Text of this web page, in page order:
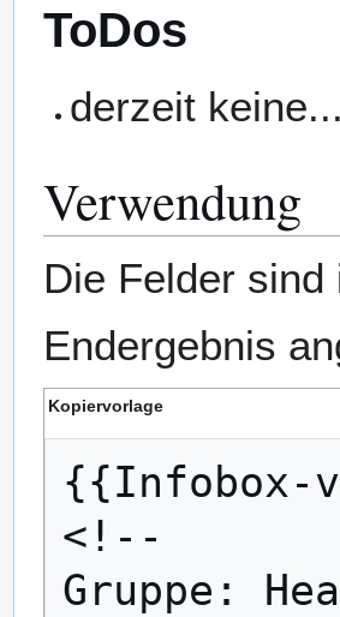
ToDos
derzeit
Verwendung
Die Felder
Endergebnis
Kopiervorlage
{{Infobox-v
<!--
Gruppe: